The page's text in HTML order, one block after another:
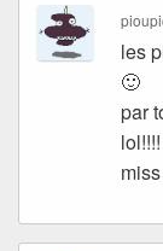
les
🙂
par
lol!!!!